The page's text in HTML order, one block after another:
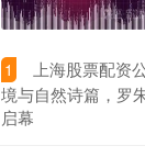
1
上海股票配资
境与自然诗篇，罗
启幕